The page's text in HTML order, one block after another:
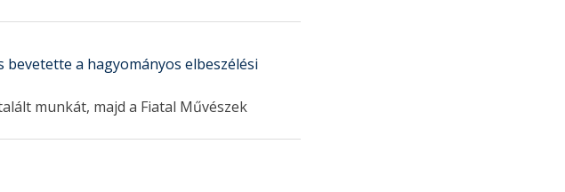
bevetette a hagyományos elbeszélési
munkát, majd a Fiatal Művészek